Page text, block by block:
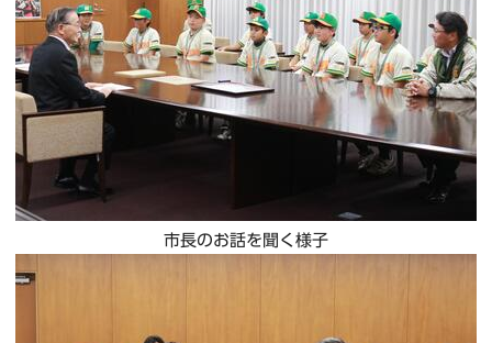
市長のお話を聞く様子